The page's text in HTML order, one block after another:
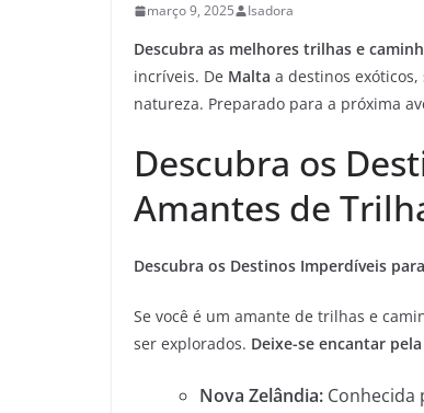
março 9, 2025 Isadora
Descubra as melhores trilhas e
incríveis. De Malta a destinos
natureza. Preparado para a próxima
Descubra os
Amantes de
Descubra os Destinos Imperdíveis
Se você é um amante de trilhas e
ser explorados. Deixe-se encantar
Nova Zelândia: Conhecida